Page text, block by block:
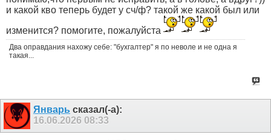
и какой кво теперь будет у сч/ф? такой же какой был или
изменится? помогите, пожалуйста
Два оправдания нахожу себе: "бухгалтер" я по неволе и не одна я
такая...
Январь сказал(-а):
16.06.2026 08:33